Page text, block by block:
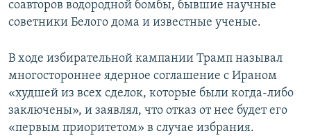
соавторов водородной бомбы, бывшие научные
советники Белого дома и известные ученые.
В ходе избирательной кампании Трамп называл
многостороннее ядерное соглашение с Ираном
«худшей из всех сделок, которые были когда-либо
заключены», и заявлял, что отказ от нее будет его
«первым приоритетом» в случае избрания.